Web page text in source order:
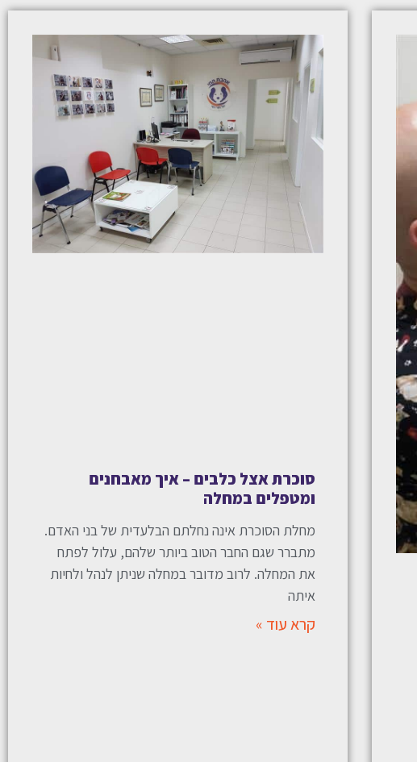
סוכרת אצל כלבים – איך מאבחנים
ומטפלים במחלה
מחלת הסוכרת אינה נחלתם הבלעדית של בני האדם.
מתברר שגם החבר הטוב ביותר שלהם, עלול לפתח
את המחלה. לרוב מדובר במחלה שניתן לנהל ולחיות
איתה
קרא עוד »